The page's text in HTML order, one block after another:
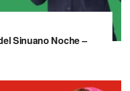
Sinuano Noche –